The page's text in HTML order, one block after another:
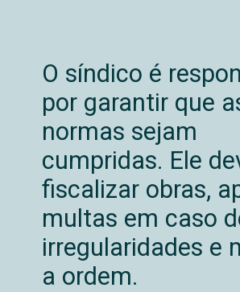
O síndico é
por garantir que
normas sejam
cumpridas. Ele
fiscalizar obras,
multas em caso
irregularidades e
a ordem.